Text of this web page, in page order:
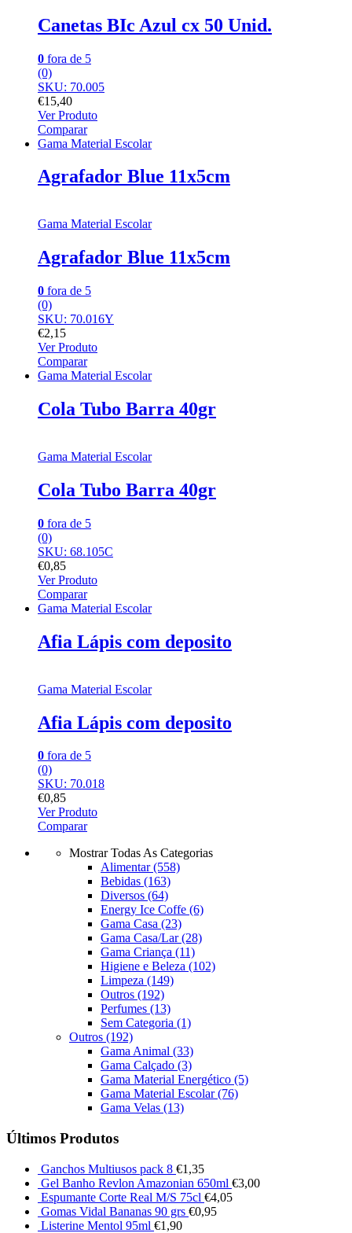
Canetas BIc Azul cx 50 Unid.
0 fora de 5
(0)
SKU: 70.005
€15,40
Ver Produto
Comparar
Gama Material Escolar
Agrafador Blue 11x5cm
Gama Material Escolar
Agrafador Blue 11x5cm
0 fora de 5
(0)
SKU: 70.016Y
€2,15
Ver Produto
Comparar
Gama Material Escolar
Cola Tubo Barra 40gr
Gama Material Escolar
Cola Tubo Barra 40gr
0 fora de 5
(0)
SKU: 68.105C
€0,85
Ver Produto
Comparar
Gama Material Escolar
Afia Lápis com deposito
Gama Material Escolar
Afia Lápis com deposito
0 fora de 5
(0)
SKU: 70.018
€0,85
Ver Produto
Comparar
Mostrar Todas As Categorias
Alimentar(558)
Bebidas (163)
Diversos (64)
Energy Ice Coffe (6)
Gama Casa (23)
Gama Casa/Lar(28)
Gama Criança (11)
Higiene e Beleza (102)
Limpeza (149)
Outros (192)
Perfumes (13)
Sem Categoria (1)
Outros (192)
Gama Animal (33)
Gama Calçado (3)
Gama Material Energético (5)
Gama Material Escolar(76)
Gama Velas (13)
Últimos Produtos
Ganchos Multiusos pack 8 €1,35
Gel Banho Revlon Amazonian 650ml €3,00
Espumante Corte Real M/S 75cl €4,05
Gomas Vidal Bananas 90 grs €0,95
Listerine Mentol 95ml €1,90